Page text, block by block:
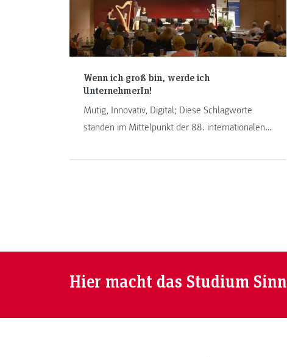
Wenn ich groß bin, werde ich
UnternehmerIn!
Mutig, Innovativ, Digital; Diese Schlagworte
standen im Mittelpunkt der 88. internationalen
Hier macht das Studium Sinn